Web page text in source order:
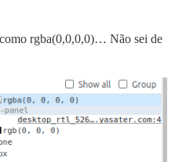
rgba(0,0,0,0)… Não sei de